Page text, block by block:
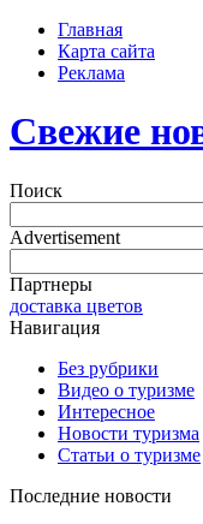
Главная
Карта сайта
Реклама
Свежие
Поиск
Advertisement
Партнеры
доставка цветов
Навигация
Без рубрики
Видео о туризме
Интересное
Новости туризма
Статьи о туризме
Последние новости